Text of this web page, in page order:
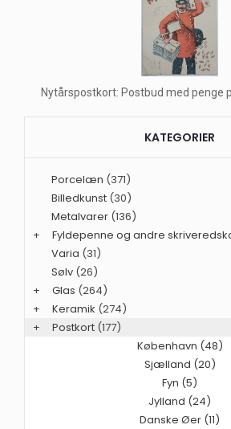
Nytårspostkort: Postbud med penge
KATEGORIER
Porcelæn (371)
Billedkunst (30)
Metalvarer (136)
+
Fyldepenne og andre
Varia (31)
Sølv (26)
+
Glas (264)
+
Keramik (274)
+
Postkort (177)
København (48)
Sjælland (20)
Fyn (5)
Jylland (24)
Danske Øer (11)